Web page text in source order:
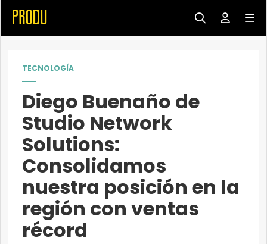
TECNOLOGÍA
Diego Buenaño de
Studio Network
Solutions:
Consolidamos
nuestra posición en la
región con ventas
récord